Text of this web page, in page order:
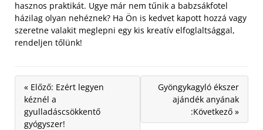
hasznos praktikát. Ugye már nem tűnik a babzsákfotel
házilag olyan nehéznek? Ha Ön is kedvet kapott hozzá vagy
szeretne valakit meglepni egy kis kreatív elfoglaltsággal,
rendeljen tőlünk!
« Előző: Ezért legyen
kéznél a
gyulladáscsökkentő
gyógyszer!
Gyöngykagyló ékszer
ajándék anyának
:Következő »